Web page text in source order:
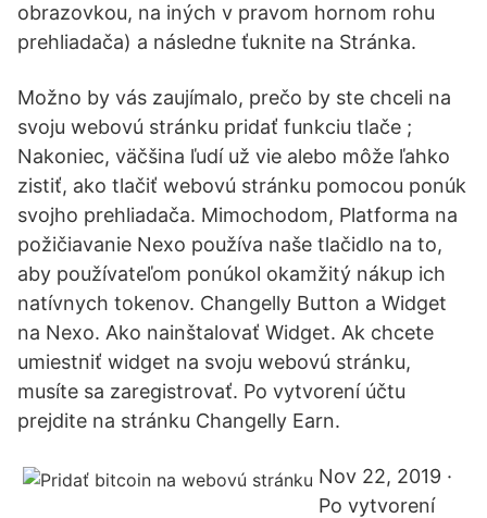
obrazovkou, na iných v pravom hornom rohu
prehliadača) a následne ťuknite na Stránka.
Možno by vás zaujímalo, prečo by ste chceli na
svoju webovú stránku pridať funkciu tlače ;
Nakoniec, väčšina ľudí už vie alebo môže ľahko
zistiť, ako tlačiť webovú stránku pomocou ponúk
svojho prehliadača. Mimochodom, Platforma na
požičiavanie Nexo používa naše tlačidlo na to,
aby používateľom ponúkol okamžitý nákup ich
natívnych tokenov. Changelly Button a Widget
na Nexo. Ako nainštalovať Widget. Ak chcete
umiestniť widget na svoju webovú stránku,
musíte sa zaregistrovať. Po vytvorení účtu
prejdite na stránku Changelly Earn.
Nov 22, 2019 ·
Po vytvorení